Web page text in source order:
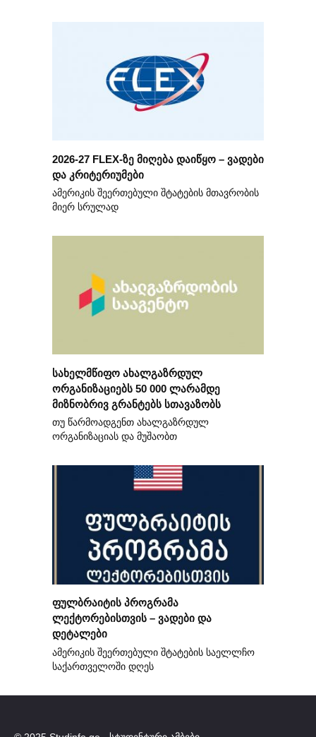
2026-27 FLEX-ზე მიღება დაიწყო – ვადები
და კრიტერიუმები
ამერიკის შეერთებული შტატების მთავრობის
მიერ სრულად
სახელმწიფო ახალგაზრდულ
ორგანიზაციებს 50 000 ლარამდე
მიზნობრივ გრანტებს სთავაზობს
თუ წარმოადგენთ ახალგაზრდულ
ორგანიზაციას და მუშაობთ
ფულბრაიტის პროგრამა
ლექტორებისთვის – ვადები და
დეტალები
ამერიკის შეერთებული შტატების საელლჩო
საქართველოში დღეს